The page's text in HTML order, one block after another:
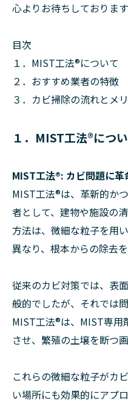
心よりお待ちしております
目次
１．MIST工法®について
２．おすすめ業者の特徴
３．カビ掃除の流れとメ
１．MIST工法®につ
MIST工法®: カビ問題に
MIST工法®は、革新的か
者として、建物や施設の
方法は、微細な粒子を用
異なり、根本からの除去
従来のカビ対策では、表
般的でしたが、それでは
MIST工法®は、MIST専用
させ、繁殖の土壌を断つ
これらの微細な粒子がカ
い場所にも効果的にアプ